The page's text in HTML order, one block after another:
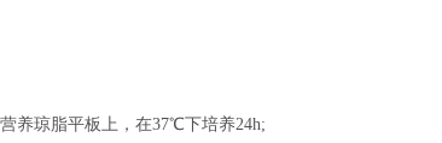
养琼脂平板上，在37℃下培养24h;